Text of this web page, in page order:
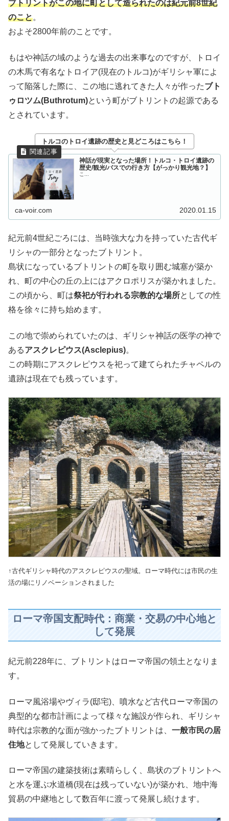
ブトリントがこの地に町として造られたのは紀元前8世紀
のこと。
およそ2800年前のことです。
もはや神話の域のような過去の出来事なのですが、トロイ
の木馬で有名なトロイア(現在のトルコ)がギリシャ軍によ
って陥落した際に、この地に逃れてきた人々が作ったブト
ゥロツム(Buthrotum)という町がブトリントの起源である
とされています。
トルコのトロイ遺跡の歴史と見どころはこちら！
神話が現実となった場所！トルコ・トロイ遺跡の
歴史/観光/バスでの行き方【がっかり観光地？】
こ...
ca-voir.com 2020.01.15
紀元前4世紀ごろには、当時強大な力を持っていた古代ギ
リシャの一部分となったブトリント。
島状になっているブトリントの町を取り囲む城塞が築か
れ、町の中心の丘の上にはアクロポリスが築かれました。
この頃から、町は祭祀が行われる宗教的な場所としての性
格を徐々に持ち始めます。
この地で崇められていたのは、ギリシャ神話の医学の神で
あるアスクレピウス(Asclepius)。
この時期にアスクレピウスを祀って建てられたチャペルの
遺跡は現在でも残っています。
↑古代ギリシャ時代のアスクレピウスの聖域。ローマ時代には市民の生
活の場にリノベーションされました
ローマ帝国支配時代：商業・交易の中心地と
して発展
紀元前228年に、ブトリントはローマ帝国の領土となりま
す。
ローマ風浴場やヴィラ(邸宅)、噴水など古代ローマ帝国の
典型的な都市計画によって様々な施設が作られ、ギリシャ
時代は宗教的な面が強かったブトリントは、 一般市民の居
住地として発展していきます。
ローマ帝国の建築技術は素晴らしく、島状のブトリントへ
と水を運ぶ水道橋(現在は残っていない)が築かれ、地中海
貿易の中継地として数百年に渡って発展し続けます。